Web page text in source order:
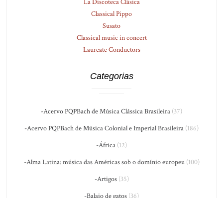
La Discoteca Clásica
Classical Pippo
Susato
Classical music in concert
Laureate Conductors
Categorias
-Acervo PQPBach de Música Clássica Brasileira (37)
-Acervo PQPBach de Música Colonial e Imperial Brasileira (186)
-África (12)
-Alma Latina: música das Américas sob o domínio europeu(100)
-Artigos(35)
-Balaio de gatos (36)